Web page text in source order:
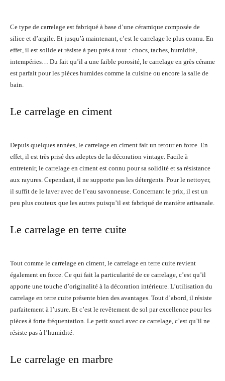
Ce type de carrelage est fabriqué à base d’une céramique composée de
silice et d’argile. Et jusqu’à maintenant, c’est le carrelage le plus connu. En
effet, il est solide et résiste à peu près à tout : chocs, taches, humidité,
intempéries… Du fait qu’il a une faible porosité, le carrelage en grès cérame
est parfait pour les pièces humides comme la cuisine ou encore la salle de
bain.
Le carrelage en ciment
Depuis quelques années, le carrelage en ciment fait un retour en force. En
effet, il est très prisé des adeptes de la décoration vintage. Facile à
entretenir, le carrelage en ciment est connu pour sa solidité et sa résistance
aux rayures. Cependant, il ne supporte pas les détergents. Pour le nettoyer,
il suffit de le laver avec de l’eau savonneuse. Concernant le prix, il est un
peu plus couteux que les autres puisqu’il est fabriqué de manière artisanale.
Le carrelage en terre cuite
Tout comme le carrelage en ciment, le carrelage en terre cuite revient
également en force. Ce qui fait la particularité de ce carrelage, c’est qu’il
apporte une touche d’originalité à la décoration intérieure. L’utilisation du
carrelage en terre cuite présente bien des avantages. Tout d’abord, il résiste
parfaitement à l’usure. Et c’est le revêtement de sol par excellence pour les
pièces à forte fréquentation. Le petit souci avec ce carrelage, c’est qu’il ne
résiste pas à l’humidité.
Le carrelage en marbre